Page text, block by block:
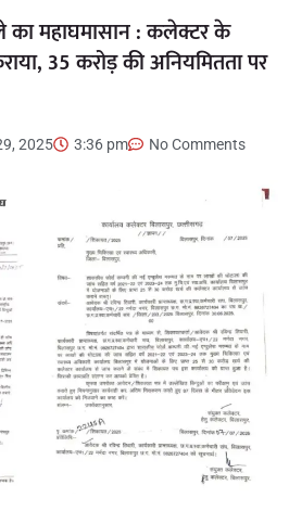
का महाघमासान : कलेक्टर के
35 करोड़ की अनियमितता पर
2025 3:36 pm No Comments